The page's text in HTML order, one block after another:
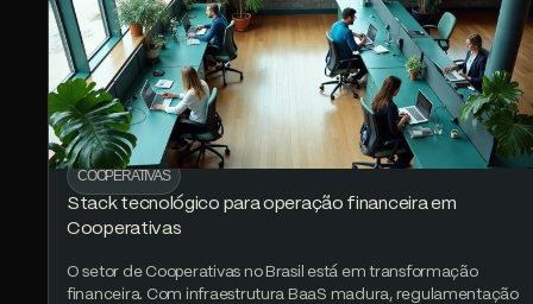
COOPERATIVAS
Stack tecnológico para operação financeira em
Cooperativas
O setor de Cooperativas no Brasil está em transformação
financeira. Com infraestrutura BaaS madura, regulamentação